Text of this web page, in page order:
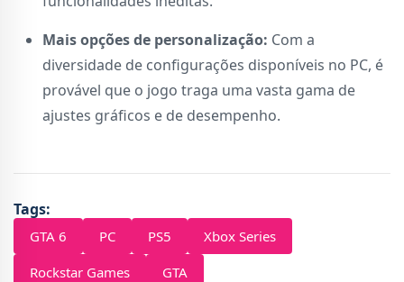
Mais opções de personalização: Com a
diversidade de configurações disponíveis no PC, é
provável que o jogo traga uma vasta gama de
ajustes gráficos e de desempenho.
Tags:
GTA 6 PC PS5
Xbox Series
Rockstar Games
GTA